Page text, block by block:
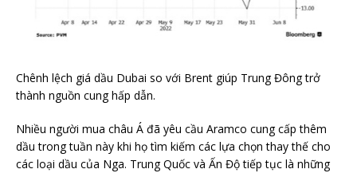
Chênh lệch giá dầu Dubai so với Brent giúp Trung Đông trở
thành nguồn cung hấp dẫn.
Nhiều người mua châu Á đã yêu cầu Aramco cung cấp thêm
dầu trong tuần này khi họ tìm kiếm các lựa chọn thay thế cho
các loại dầu của Nga. Trung Quốc và Ấn Độ tiếp tục là những